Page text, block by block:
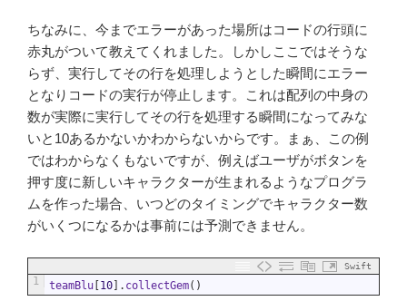
ちなみに、今までエラーがあった場所はコードの行頭に
赤丸がついて教えてくれました。しかしここではそうな
らず、実行してその行を処理しようとした瞬間にエラー
となりコードの実行が停止します。これは配列の中身の
数が実際に実行してその行を処理する瞬間になってみな
いと10あるかないかわからないからです。まぁ、この例
ではわからなくもないですが、例えばユーザがボタンを
押す度に新しいキャラクターが生まれるようなプログラ
ムを作った場合、いつどのタイミングでキャラクター数
がいくつになるかは事前には予測できません。
Swift
1 teamBlu [10] . collectGem( )